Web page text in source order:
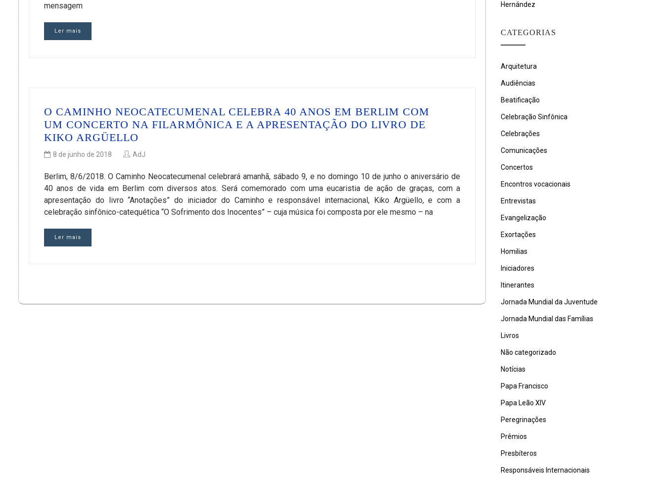
mensagem
Ler mais
O CAMINHO NEOCATECUMENAL CELEBRA 40 ANOS EM BERLIM COM
UM CONCERTO NA FILARMÔNICA E A APRESENTAÇÃO DO LIVRO DE
KIKO ARGÜELLO
8 de junho de 2018 AdJ
Berlim, 8/6/2018. O Caminho Neocatecumenal celebrará amanhã, sábado 9, e no domingo 10 de junho o aniversário de
40 anos de vida em Berlim com diversos atos. Será comemorado com uma eucaristia de ação de graças, com a
apresentação do livro “Anotações” do iniciador do Caminho e responsável internacional, Kiko Argüello, e com a
celebração sinfônico-catequética “O Sofrimento dos Inocentes” – cuja música foi composta por ele mesmo – na
Ler mais
Hernández
CATEGORIAS
Arquitetura
Audiências
Beatificação
Celebração Sinfônica
Celebrações
Comunicações
Concertos
Encontros vocacionais
Entrevistas
Evangelização
Exortações
Homilias
Iniciadores
Itinerantes
Jornada Mundial da Juventude
Jornada Mundial das Famílias
Livros
Não categorizado
Notícias
Papa Francisco
Papa Leão XIV
Peregrinações
Prêmios
Presbíteros
Responsáveis Internacionais